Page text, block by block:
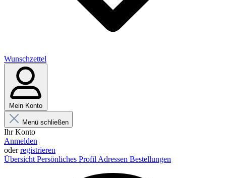
Wunschzettel
Mein Konto
Menü schließen
Ihr Konto
Anmelden
oderregistrieren
Übersicht Persönliches Profil Adressen Bestellungen